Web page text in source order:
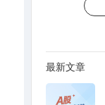
最新文章